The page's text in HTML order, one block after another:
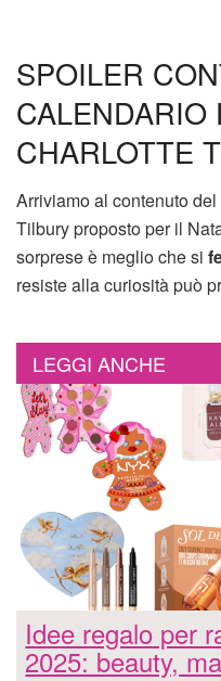
SPOILER
CALENDARIO
CHARLOTTE
Arriviamo al contenuto
Tilbury proposto per il
sorprese è meglio che si
resiste alla curiosità può
LEGGI ANCHE
Idee regalo per
2025: beauty,